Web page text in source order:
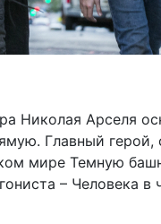
Николая Арселя
Главный
мире Темную
– Человека